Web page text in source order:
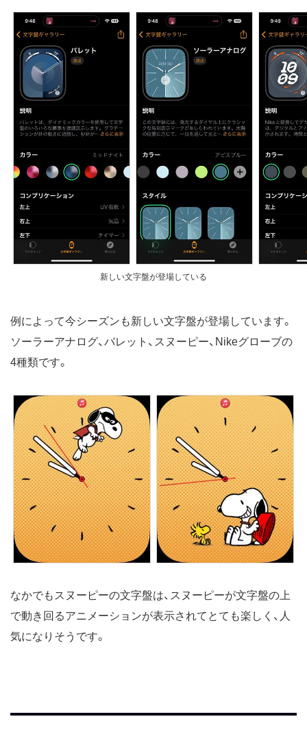
新しい文字盤が登場している
例によって今シーズンも新しい文字盤が登場しています。
ソーラーアナログ、バレット、スヌーピー、Nikeグローブの
4種類です。
なかでもスヌーピーの文字盤は、スヌーピーが文字盤の上
で動き回るアニメーションが表示されてとても楽しく、人
気になりそうです。